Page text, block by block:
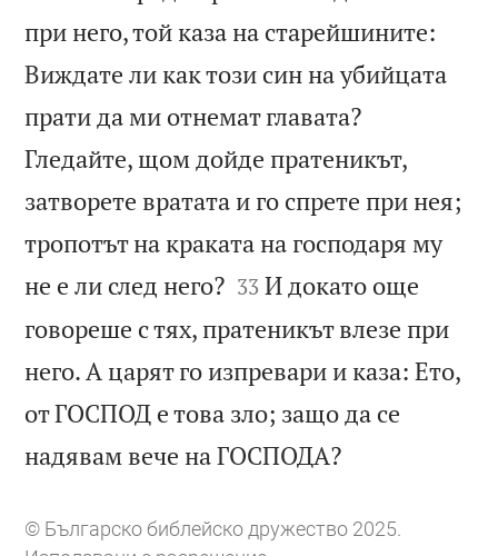
при него, той каза на старейшините:
Виждате ли как този син на убийцата
прати да ми отнемат главата?
Гледайте, щом дойде пратеникът,
затворете вратата и го спрете при нея;
тропотът на краката на господаря му
не е ли след него?
33 И докато още
говореше с тях, пратеникът влезе при
него. А царят го изпревари и каза: Ето,
от ГОСПОД е това зло; защо да се
надявам вече на ГОСПОДА?
© Българско библейско дружество 2025.